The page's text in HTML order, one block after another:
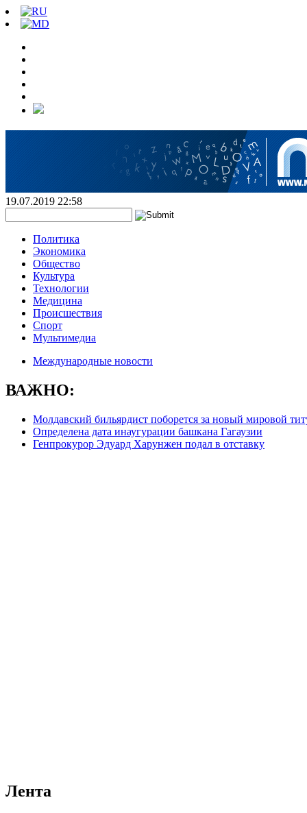
19.07.2019 22:58
Политика
Экономика
Общество
Культура
Технологии
Медицина
Происшествия
Спорт
Мультимедиа
Международные новости
ВАЖНО:
Молдавский бильярдист поборется за новый мировой
Определена дата инаугурации башкана Гагаузии
Генпрокурор Эдуард Харунжен подал в отставку
Лента